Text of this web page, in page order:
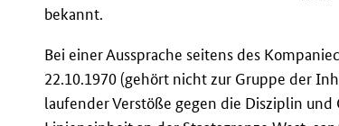
bekannt.
Bei einer Aussprache seitens des
22.10.1970 (gehört nicht zur Gruppe der
laufender Verstöße gegen die Disziplin